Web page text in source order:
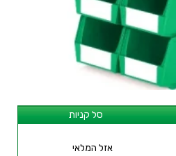
סל קניות
אזל המלאי